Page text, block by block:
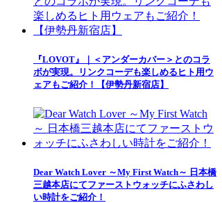
『LOVOT』｜＜アンダーカバー＞とのコラ
ボが実現。リンクコーデも楽しめるヒト用ウ
ェアもご紹介！【伊勢丹新宿店】
Dear Watch Lover ～My First Watch～ 日本橋
三越本店にてファーストウォッチにふさわし
い時計をご紹介！